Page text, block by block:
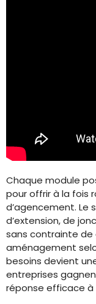
Chaque module
pour offrir à la fois
d’agencement. Le
d’extension, de
sans contrainte de
aménagement
besoins devient
entreprises
réponse efficace